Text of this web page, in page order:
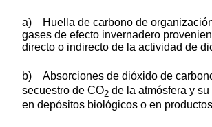
a) Huella de carbono de
gases de efecto invernadero
directo o indirecto de la actividad de
b) Absorciones de dióxido de
secuestro de CO2 de la atmósfera y
en depósitos biológicos o en